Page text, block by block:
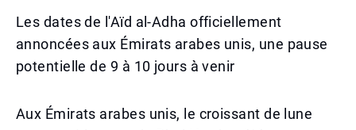
Les dates de l'Aïd al-Adha officiellement
annoncées aux Émirats arabes unis, une pause
potentielle de 9 à 10 jours à venir
Aux Émirats arabes unis, le croissant de lune